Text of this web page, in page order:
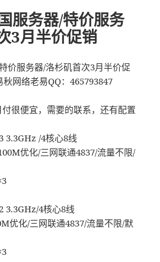
服务器/特价服务
3月半价促销
价服务器/洛杉矶首次3月半价促
网络老易QQ：465793847
很便宜，需要的联系，还有配置
3.3GHz /4核心8线
优化/三网联通4837/流量不限/
3.3GHz/4核心8线
优化/三网联通4837/流量不限/默